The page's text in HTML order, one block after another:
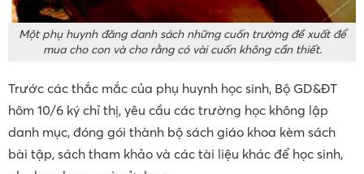
Một phụ huynh đăng danh sách những cuốn trường đề xuất để
mua cho con và cho rằng có vài cuốn không cần thiết.
Trước các thắc mắc của phụ huynh học sinh, Bộ GD&ĐT
hôm 10/6 ký chỉ thị, yêu cầu các trường học không lập
danh mục, đóng gói thành bộ sách giáo khoa kèm sách
bài tập, sách tham khảo và các tài liệu khác để học sinh,